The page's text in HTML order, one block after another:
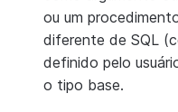
ou um
diferente de SQL
definido pelo
o tipo base.